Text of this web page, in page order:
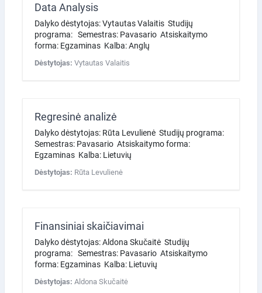
Data Analysis
Dalyko dėstytojas: Vytautas Valaitis Studijų
programa: Semestras: Pavasario Atsiskaitymo
forma: Egzaminas Kalba: Anglų
Dėstytojas: Vytautas Valaitis
Regresinė analizė
Dalyko dėstytojas: Rūta Levulienė Studijų programa:
Semestras: Pavasario Atsiskaitymo forma:
Egzaminas Kalba: Lietuvių
Dėstytojas: Rūta Levulienė
Finansiniai skaičiavimai
Dalyko dėstytojas: Aldona Skučaitė Studijų
programa: Semestras: Pavasario Atsiskaitymo
forma: Egzaminas Kalba: Lietuvių
Dėstytojas: Aldona Skučaitė